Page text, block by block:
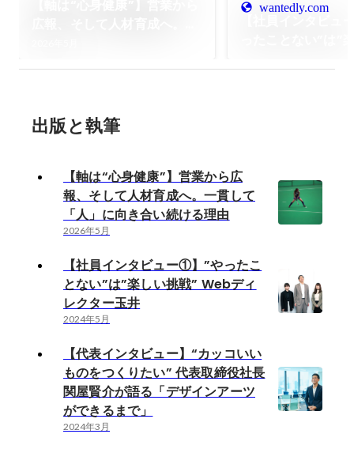
wantedly.com
出版と執筆
【軸は“心身健康”】営業から広
報、そして人材育成へ。一貫して
「人」に向き合い続ける理由
2026年5月
【社員インタビュー①】”やったこ
とない”は”楽しい挑戦” Webディ
レクター玉井
2024年5月
【代表インタビュー】“カッコいい
ものをつくりたい” 代表取締役社長
関屋賢介が語る「デザインアーツ
ができるまで」
2024年3月